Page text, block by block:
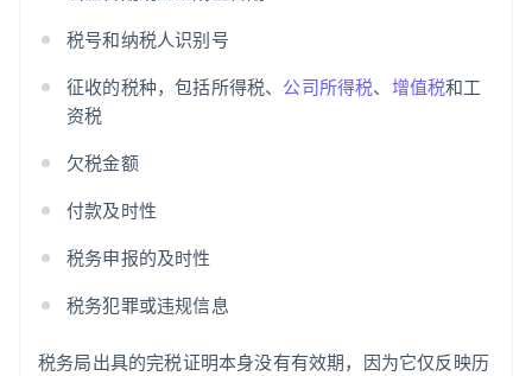
税号和纳税人识别号
征收的税种，包括所得税、 公司所得税、 增值税和工
资税
欠税金额
付款及时性
税务申报的及时性
税务犯罪或违规信息
税务局出具的完税证明本身没有有效期，因为它仅反映历